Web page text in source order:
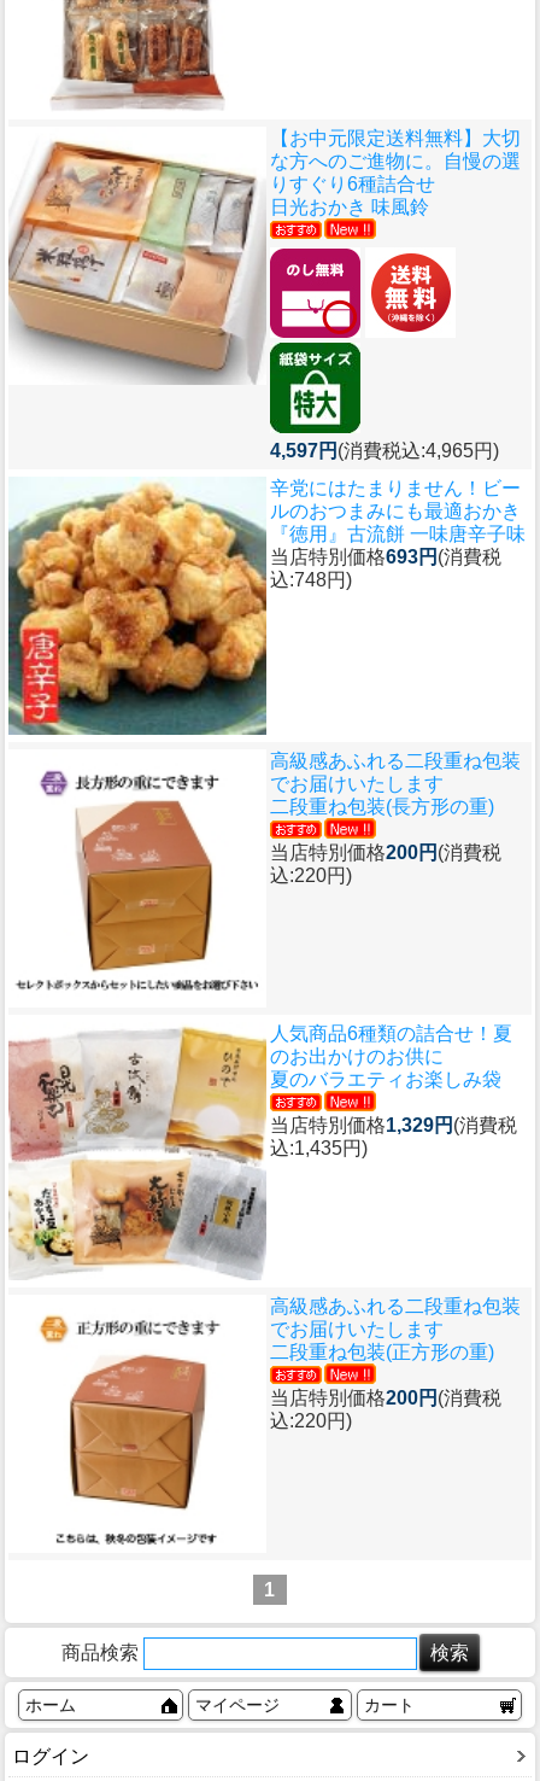
【お中元限定送料無料】大切
な方へのご進物に。自慢の選
りすぐり6種詰合せ
日光おかき 味風鈴
4,597円 (消費税込:4,965円)
辛党にはたまりません！ビー
ルのおつまみにも最適おかき
『徳用』古流餅 一味唐辛子味
当店特別価格693円 (消費税
込:748円)
高級感あふれる二段重ね包装
でお届けいたします
二段重ね包装(長方形の重)
当店特別価格200円 (消費税
込:220円)
人気商品6種類の詰合せ！夏
のお出かけのお供に
夏のバラエティお楽しみ袋
当店特別価格1,329円 (消費税
込:1,435円)
高級感あふれる二段重ね包装
でお届けいたします
二段重ね包装(正方形の重)
当店特別価格200円 (消費税
込:220円)
1
商品検索
ホーム マイページ カート
ログイン